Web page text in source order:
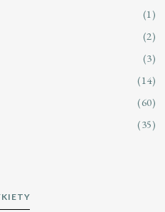
(1)
(2)
(3)
(14)
(60)
(35)